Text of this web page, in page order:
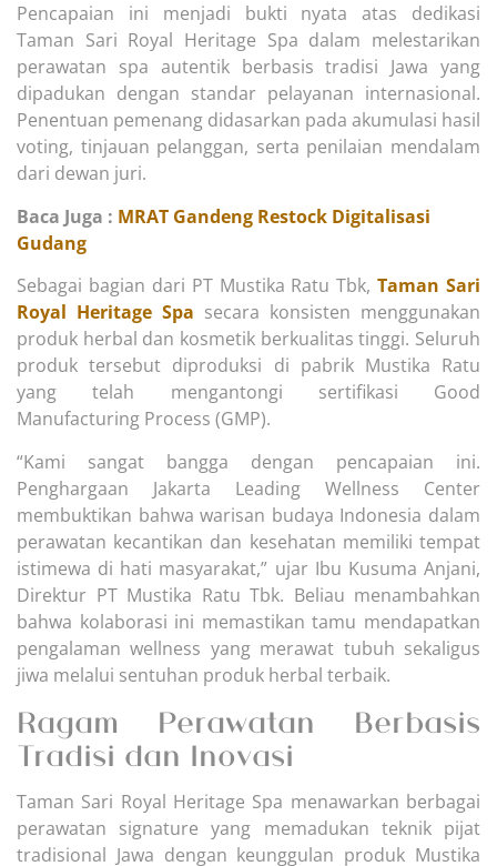
Pencapaian ini menjadi bukti nyata atas dedikasi
Taman Sari Royal Heritage Spa dalam melestarikan
perawatan spa autentik berbasis tradisi Jawa yang
dipadukan dengan standar pelayanan internasional.
Penentuan pemenang didasarkan pada akumulasi hasil
voting, tinjauan pelanggan, serta penilaian mendalam
dari dewan juri.
Baca Juga : MRAT Gandeng Restock Digitalisasi
Gudang
Sebagai bagian dari PT Mustika Ratu Tbk,Taman Sari
Royal Heritage Spa secara konsisten menggunakan
produk herbal dan kosmetik berkualitas tinggi. Seluruh
produk tersebut diproduksi di pabrik Mustika Ratu
yang telah mengantongi sertifikasi Good
Manufacturing Process (GMP).
“Kami sangat bangga dengan pencapaian ini.
Penghargaan Jakarta Leading Wellness Center
membuktikan bahwa warisan budaya Indonesia dalam
perawatan kecantikan dan kesehatan memiliki tempat
istimewa di hati masyarakat,” ujar Ibu Kusuma Anjani,
Direktur PT Mustika Ratu Tbk. Beliau menambahkan
bahwa kolaborasi ini memastikan tamu mendapatkan
pengalaman wellness yang merawat tubuh sekaligus
jiwa melalui sentuhan produk herbal terbaik.
Ragam Perawatan Berbasis
Tradisi dan Inovasi
Taman Sari Royal Heritage Spa menawarkan berbagai
perawatan signature yang memadukan teknik pijat
tradisional Jawa dengan keunggulan produk Mustika